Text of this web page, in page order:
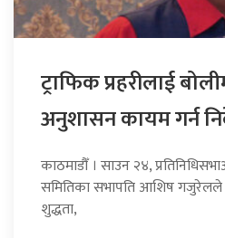
ट्राफिक प्रहरीलाई
अनुशासन कायम गर्न
काठमाडौँ । साउन २४,
समितिका सभापति आशिष गजुरेलले
शुद्धता,